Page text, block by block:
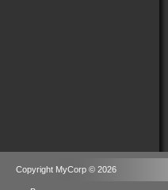
Copyright MyCorp © 2026